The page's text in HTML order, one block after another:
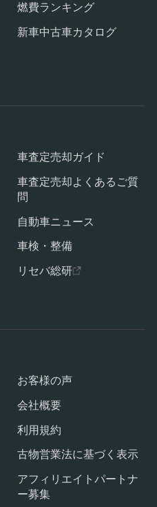
燃費ランキング
新車中古車カタログ
車査定売却ガイド
車査定売却よくあるご質
問
自動車ニュース
車検・整備
リセバ総研
お客様の声
会社概要
利用規約
古物営業法に基づく表示
アフィリエイトパートナ
ー募集